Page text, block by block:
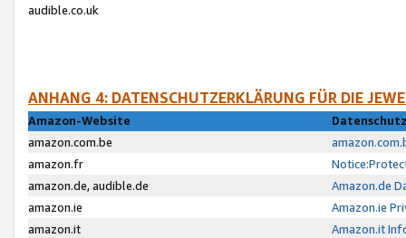
audible.co.uk
ANHANG 4: DATENSCHUTZERKLÄRUNG FÜR DIE
Amazon-Website
amazon.com.be
amazon.fr
amazon.de, audible.de
Amazon.de
amazon.ie
Amazon.ie
amazon.it
Amazon.it